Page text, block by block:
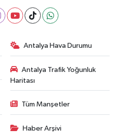
Antalya Hava Durumu
Antalya Trafik Yoğunluk
Haritası
Tüm Manşetler
Haber Arşivi